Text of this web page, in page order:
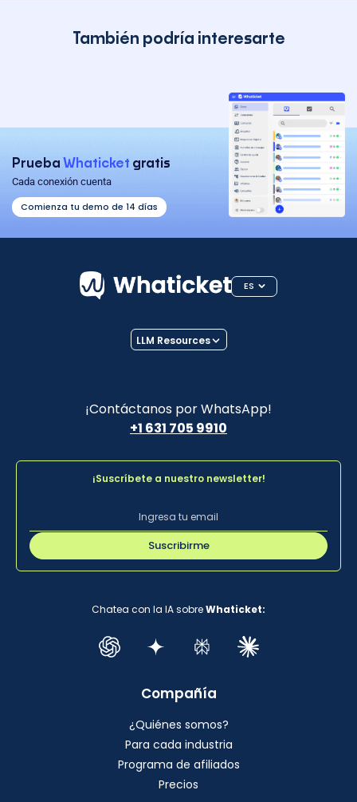
También podría interesarte
Prueba Whaticket gratis
Cada conexión cuenta
Comienza tu demo de 14 días
ES
¡Contáctanos por WhatsApp!
+1 631 705 9910
LLM Resources
¡Suscríbete a nuestro newsletter!
Suscribirme
Chatea con la IA sobreWhaticket:
Compañía
¿Quiénes somos?
Para cada industria
Programa de afiliados
Precios